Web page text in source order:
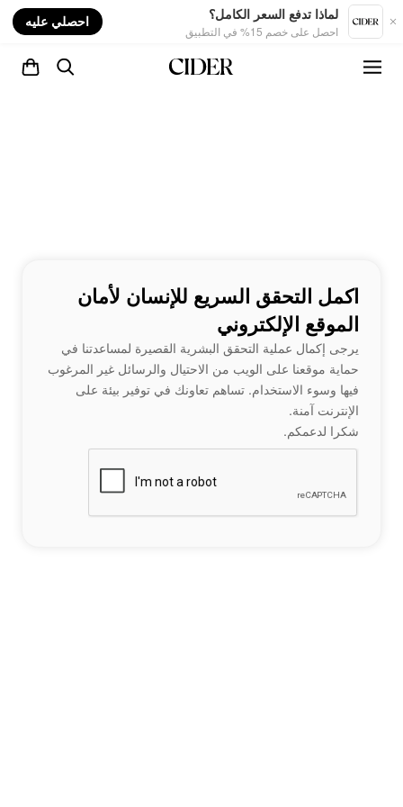
لماذا تدفع السعر الكامل؟
احصل على خصم 15% في التطبيق
احصلي عليه
اكمل التحقق السريع للإنسان لأمان
الموقع الإلكتروني
يرجى إكمال عملية التحقق البشرية القصيرة لمساعدتنا في
حماية موقعنا على الويب من الاحتيال والرسائل غير المرغوب
فيها وسوء الاستخدام. تساهم تعاونك في توفير بيئة على
الإنترنت آمنة.
شكرا لدعمكم.